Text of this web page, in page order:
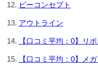
ビーコンセプト
アウトライン
【口コミ平均：0】リ
【口コミ平均：0】メガ